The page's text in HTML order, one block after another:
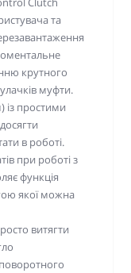
та
крутного
муфти.
простими
в роботі.
при роботі з
функція
якої можна
витягти